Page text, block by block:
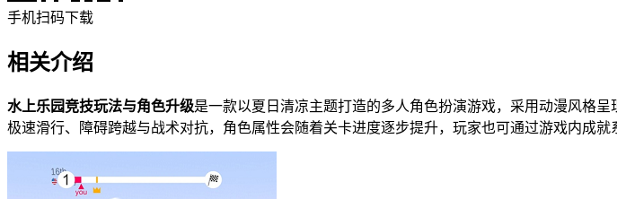
手机扫码下载
相关介绍
水上乐园竞技玩法与角色升级是一款以夏日清凉主题打造的多人角色扮演游戏，采用动漫风格
极速滑行、障碍跨越与战术对抗，角色属性会随着关卡进度逐步提升，玩家也可通过游戏内成就